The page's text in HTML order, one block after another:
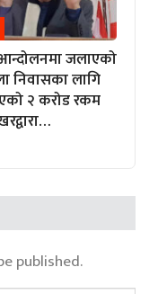
जलाएको
निवासका लागि
२ करोड रकम
published.